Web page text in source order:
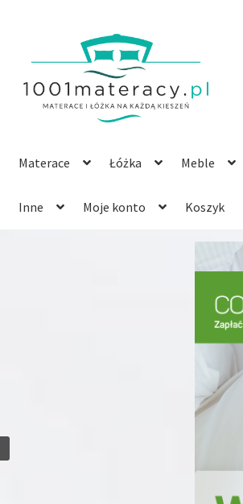
do
nawigacji
do
treści
Materace Łóżka Meble
Inne Moje konto Koszyk